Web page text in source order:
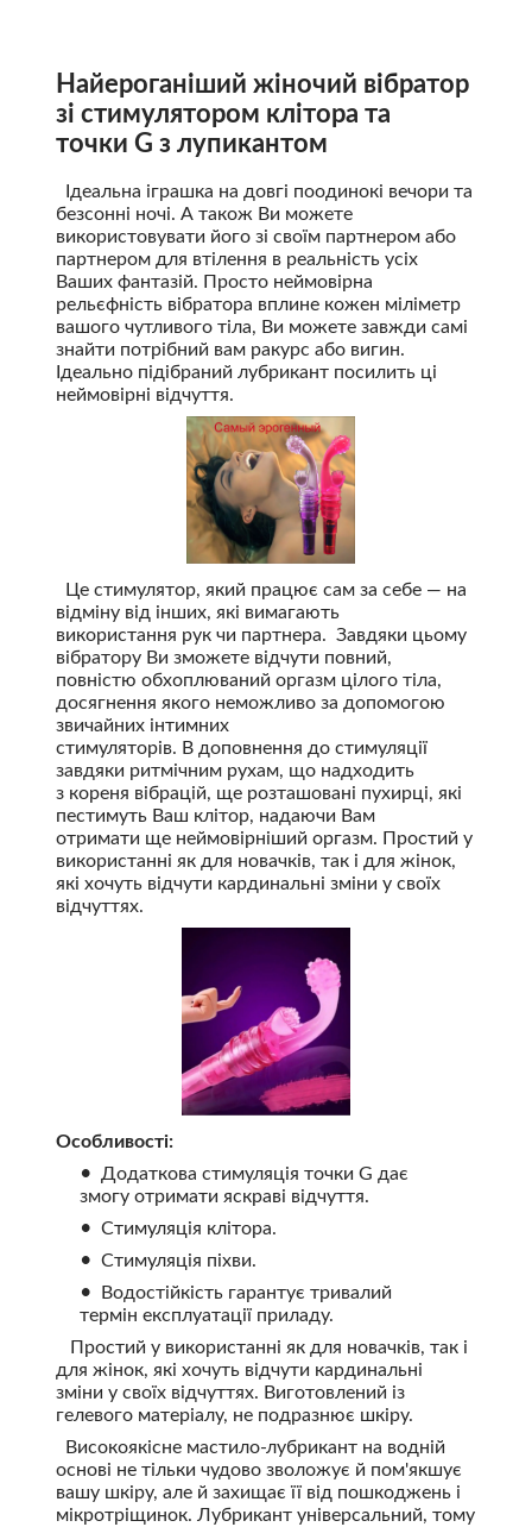
Найероганіший жіночий вібратор
зі стимулятором клітора та
точки G з лупикантом
Ідеальна іграшка на довгі поодинокі вечори та
безсонні ночі. А також Ви можете
використовувати його зі своїм партнером або
партнером для втілення в реальність усіх
Ваших фантазій. Просто неймовірна
рельєфність вібратора вплине кожен міліметр
вашого чутливого тіла, Ви можете завжди самі
знайти потрібний вам ракурс або вигин.
Ідеально підібраний лубрикант посилить ці
неймовірні відчуття.
Це стимулятор, який працює сам за себе — на
відміну від інших, які вимагають
використання рук чи партнера. Завдяки цьому
вібратору Ви зможете відчути повний,
повністю обхоплюваний оргазм цілого тіла,
досягнення якого неможливо за допомогою
звичайних інтимних
стимуляторів. В доповнення до стимуляції
завдяки ритмічним рухам, що надходить
з кореня вібрацій, ще розташовані пухирці, які
пестимуть Ваш клітор, надаючи Вам
отримати ще неймовірніший оргазм. Простий у
використанні як для новачків, так і для жінок,
які хочуть відчути кардинальні зміни у своїх
відчуттях.
Особливості:
Додаткова стимуляція точки G дає
змогу отримати яскраві відчуття.
Стимуляція клітора.
Стимуляція піхви.
Водостійкість гарантує тривалий
термін експлуатації приладу.
Простий у використанні як для новачків, так і
для жінок, які хочуть відчути кардинальні
зміни у своїх відчуттях. Виготовлений із
гелевого матеріалу, не подразнює шкіру.
Високоякісне мастило-лубрикант на водній
основі не тільки чудово зволожує й пом'якшує
вашу шкіру, але й захищає її від пошкоджень і
мікротріщинок. Лубрикант універсальний, тому